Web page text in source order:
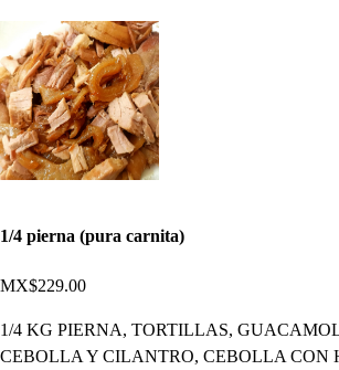
1/4 pierna (pura carnita)
MX$229.00
1/4 KG PIERNA, TORTILLAS,
CEBOLLA Y CILANTRO, CEBOLLA CON